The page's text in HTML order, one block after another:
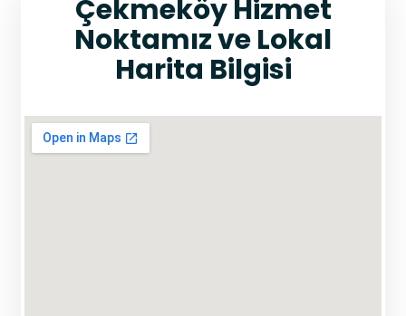
Çekmeköy Hizmet
Noktamız ve Lokal
Harita Bilgisi